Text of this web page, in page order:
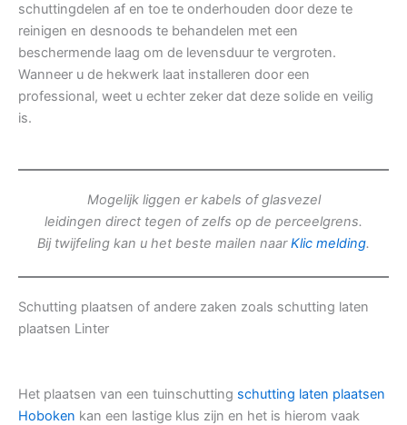
schuttingdelen af en toe te onderhouden door deze te
reinigen en desnoods te behandelen met een
beschermende laag om de levensduur te vergroten.
Wanneer u de hekwerk laat installeren door een
professional, weet u echter zeker dat deze solide en veilig
is.
Mogelijk liggen er kabels of glasvezel
leidingen direct tegen of zelfs op de perceelgrens.
Bij twijfeling kan u het beste mailen naarKlic melding.
Schutting plaatsen of andere zaken zoals schutting laten
plaatsen Linter
Het plaatsen van een tuinschutting schutting laten plaatsen
Hoboken kan een lastige klus zijn en het is hierom vaak